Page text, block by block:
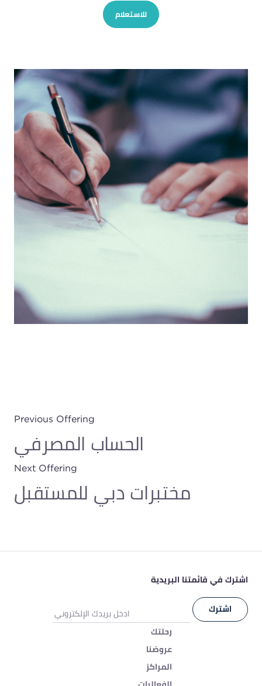
للاستعلام
Previous Offering
الحساب المصرفي
Next Offering
مختبرات دبي للمستقبل
رحلتك
عروضنا
المراكز
الفعاليات
اشترك في قائمتنا البريدية